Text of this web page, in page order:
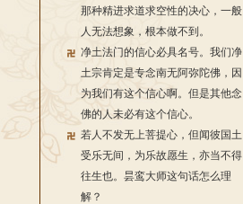
那种精进求道求空性的决心，一般
人无法想象，根本做不到。
净土法门的信心必具名号。我们净
土宗肯定是专念南无阿弥陀佛，因
为我们有这个信心啊。但是其他念
佛的人未必有这个信心。
若人不发无上菩提心，但闻彼国土
受乐无间，为乐故愿生，亦当不得
往生也。昙鸾大师这句话怎么理
解？